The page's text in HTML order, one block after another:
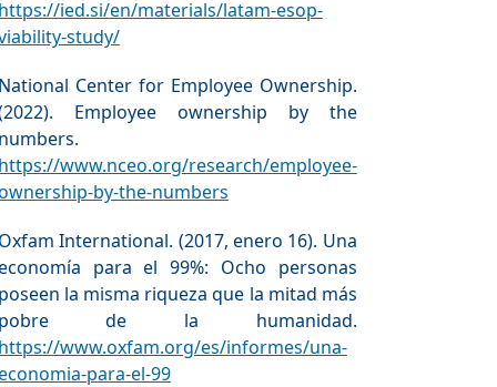
ied.si/en/materials/latam-esop-
study/
Center for Employee Ownership.
Employee ownership by the
www.nceo.org/research/employee-
by-the-numbers
International. (2017, enero 16). Una
para el 99%: Ocho personas
la misma riqueza que la mitad más
de la humanidad.
www.oxfam.org/es/informes/una-
para-el-99